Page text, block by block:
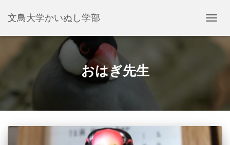
文鳥大学かいぬし学部
ビ
ゲ
おはぎ先生